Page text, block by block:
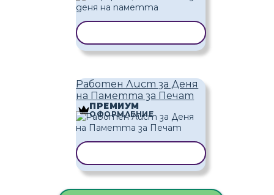
Работен Лист за Деня
на Паметта за Печат
ПРЕМИУМ
ОФОРМЛЕНИЕ